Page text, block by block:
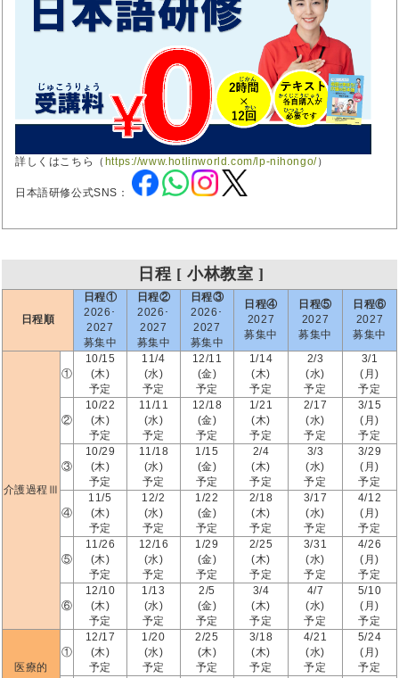
詳しくはこちら（ https://www.hotlinworld.com/lp-nihongo/）
日本語研修公式SNS：
日程 [ 小林教室 ]
日程順
日程①
2026･
2027
募集中
日程②
2026･
2027
募集中
日程③
2026･
2027
募集中
日程④
2027
募集中
日程⑤
2027
募集中
日程⑥
2027
募集中
介護過程Ⅲ
①
10/15
(木)
予定
11/4
(水)
予定
12/11
(金)
予定
1/14
(木)
予定
2/3
(水)
予定
3/1
(月)
予定
②
10/22
(木)
予定
11/11
(水)
予定
12/18
(金)
予定
1/21
(木)
予定
2/17
(水)
予定
3/15
(月)
予定
③
10/29
(木)
予定
11/18
(水)
予定
1/15
(金)
予定
2/4
(木)
予定
3/3
(水)
予定
3/29
(月)
予定
④
11/5
(木)
予定
12/2
(水)
予定
1/22
(金)
予定
2/18
(木)
予定
3/17
(水)
予定
4/12
(月)
予定
⑤
11/26
(木)
予定
12/16
(水)
予定
1/29
(金)
予定
2/25
(木)
予定
3/31
(水)
予定
4/26
(月)
予定
⑥
12/10
(木)
予定
1/13
(水)
予定
2/5
(金)
予定
3/4
(木)
予定
4/7
(水)
予定
5/10
(月)
予定
医療的
①
12/17
(木)
予定
1/20
(水)
予定
2/25
(木)
予定
3/18
(木)
予定
4/21
(水)
予定
5/24
(月)
予定